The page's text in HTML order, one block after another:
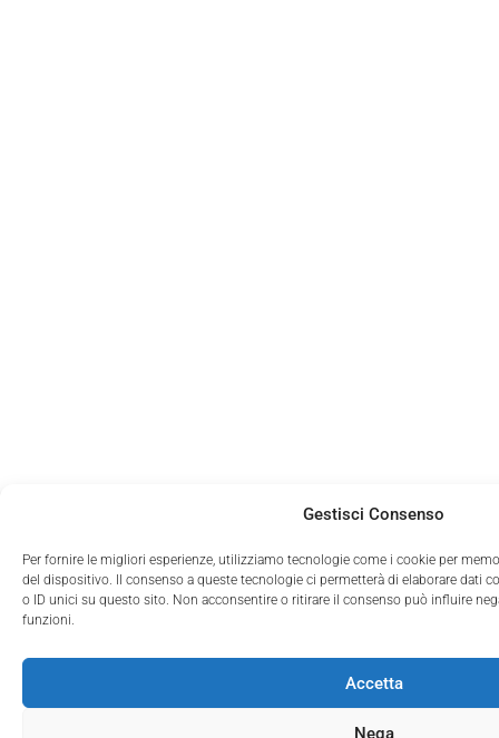
Gestisci Consenso
Per fornire le migliori esperienze, utilizziamo tecnologie come i cookie per
del dispositivo. Il consenso a queste tecnologie ci permetterà di elaborare dati
o ID unici su questo sito. Non acconsentire o ritirare il consenso può influire
funzioni.
Accetta
Nega